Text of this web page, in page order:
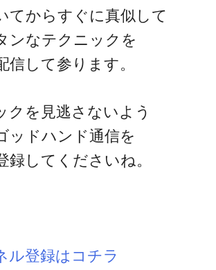
てからすぐに真似して
ンなテクニックを
信して参ります。
クを見逃さないよう
ッドハンド通信を
録してくださいね。
ル登録はコチラ